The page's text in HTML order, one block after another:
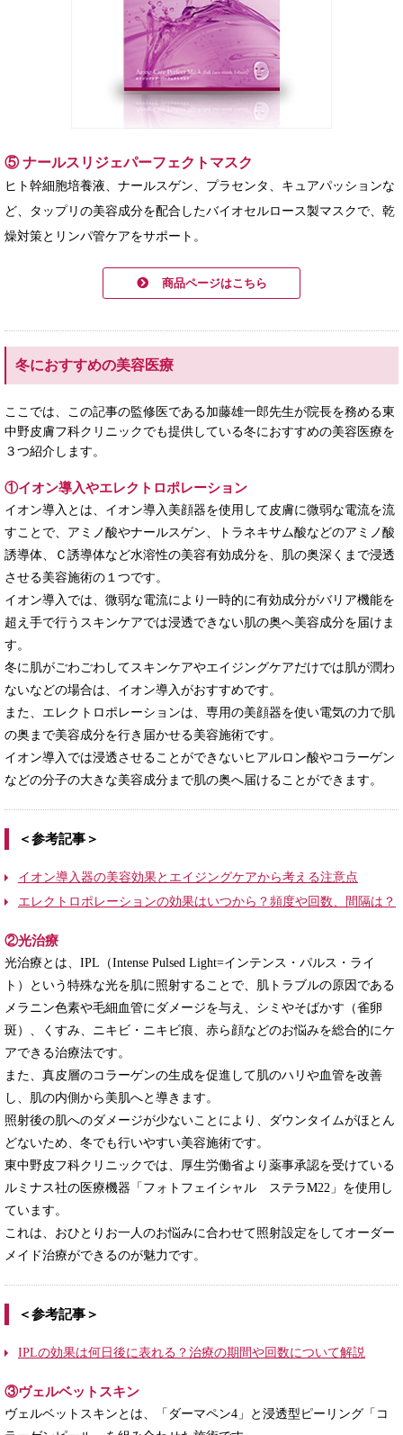
⑤ ナールスリジェパーフェクトマスク
ヒト幹細胞培養液、ナールスゲン、プラセンタ、キュアパッションな
ど、タップリの美容成分を配合したバイオセルロース製マスクで、乾
燥対策とリンパ管ケアをサポート。
商品ページはこちら
冬におすすめの美容医療
ここでは、この記事の監修医である加藤雄一郎先生が院長を務める東
中野皮膚フ科クリニックでも提供している冬におすすめの美容医療を
３つ紹介します。
①イオン導入やエレクトロポレーション
イオン導入とは、イオン導入美顔器を使用して皮膚に微弱な電流を流
すことで、アミノ酸やナールスゲン、トラネキサム酸などのアミノ酸
誘導体、Ｃ誘導体など水溶性の美容有効成分を、肌の奥深くまで浸透
させる美容施術の１つです。
イオン導入では、微弱な電流により一時的に有効成分がバリア機能を
超え手で行うスキンケアでは浸透できない肌の奥へ美容成分を届けま
す。
冬に肌がごわごわしてスキンケアやエイジングケアだけでは肌が潤わ
ないなどの場合は、イオン導入がおすすめです。
また、エレクトロポレーションは、専用の美顔器を使い電気の力で肌
の奥まで美容成分を行き届かせる美容施術です。
イオン導入では浸透させることができないヒアルロン酸やコラーゲン
などの分子の大きな美容成分まで肌の奥へ届けることができます。
＜参考記事＞
イオン導入器の美容効果とエイジングケアから考える注意点
エレクトロポレーションの効果はいつから？頻度や回数、間隔は？
②光治療
光治療とは、IPL（Intense Pulsed Light=インテンス・パルス・ライ
ト）という特殊な光を肌に照射することで、肌トラブルの原因である
メラニン色素や毛細血管にダメージを与え、シミやそばかす（雀卵
斑）、くすみ、ニキビ・ニキビ痕、赤ら顔などのお悩みを総合的にケ
アできる治療法です。
また、真皮層のコラーゲンの生成を促進して肌のハリや血管を改善
し、肌の内側から美肌へと導きます。
照射後の肌へのダメージが少ないことにより、ダウンタイムがほとん
どないため、冬でも行いやすい美容施術です。
東中野皮フ科クリニックでは、厚生労働省より薬事承認を受けている
ルミナス社の医療機器「フォトフェイシャル ステラM22」を使用し
ています。
これは、おひとりお一人のお悩みに合わせて照射設定をしてオーダー
メイド治療ができるのが魅力です。
＜参考記事＞
IPLの効果は何日後に表れる？治療の期間や回数について解説
③ヴェルベットスキン
ヴェルベットスキンとは、「ダーマペン4」と浸透型ピーリング「コ